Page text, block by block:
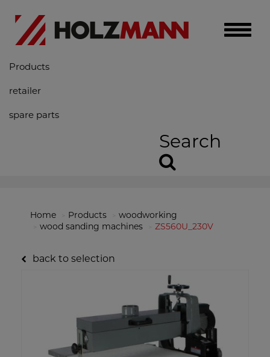
Toggle
Products
retailer
spare parts
Search
Home Products
woodworking
wood sanding machines
ZS560U_230V
back to selection